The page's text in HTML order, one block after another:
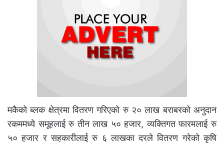
मकैको ब्लक क्षेत्रमा वितरण गरिएको रु २० लाख बराबरको अनुदान
रकममध्ये समूहलाई रु तीन लाख ५० हजार, व्यक्तिगत फारमलाई रु
५० हजार र सहकारीलाई रु ६ लाखका दरले वितरण गरेको कृषि